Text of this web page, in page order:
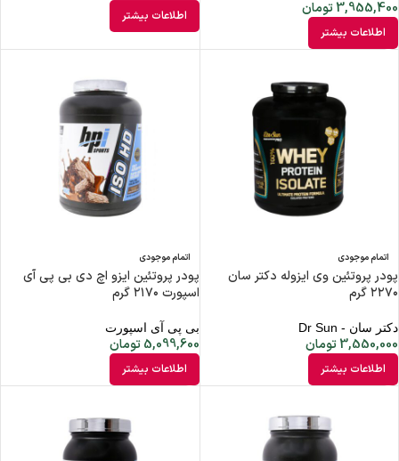
3,955,400تومان
اطلاعات بیشتر
اطلاعات بیشتر
اتمام موجودی
پودر پروتئین وی ایزوله دکتر سان
۲۲۷۰ گرم
دکتر سان - Dr Sun
3,550,000تومان
اطلاعات بیشتر
اتمام موجودی
پودر پروتئین ایزو اچ دی بی پی آی
اسپورت ۲۱۷۰ گرم
بی پی آی اسپورت
5,099,600 تومان
اطلاعات بیشتر